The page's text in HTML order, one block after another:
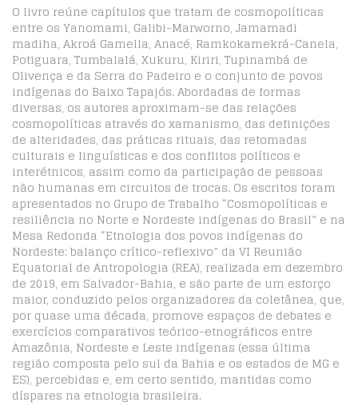
O livro reúne capítulos que tratam de cosmopolíticas
entre os Yanomami, Galibi-Marworno, Jamamadi
madiha, Akroá Gamella, Anacé, Ramkokamekrá-Canela,
Potiguara, Tumbalalá, Xukuru, Kiriri, Tupinambá de
Olivença e da Serra do Padeiro e o conjunto de povos
indígenas do Baixo Tapajós. Abordadas de formas
diversas, os autores aproximam-se das relações
cosmopolíticas através do xamanismo, das definições
de alteridades, das práticas rituais, das retomadas
culturais e linguísticas e dos conflitos políticos e
interétnicos, assim como da participação de pessoas
não humanas em circuitos de trocas. Os escritos foram
apresentados no Grupo de Trabalho “Cosmopolíticas e
resiliência no Norte e Nordeste indígenas do Brasil” e na
Mesa Redonda “Etnologia dos povos indígenas do
Nordeste: balanço crítico-reflexivo” da VI Reunião
Equatorial de Antropologia (REA), realizada em dezembro
de 2019, em Salvador-Bahia, e são parte de um esforço
maior, conduzido pelos organizadores da coletânea, que,
por quase uma década, promove espaços de debates e
exercícios comparativos teórico-etnográficos entre
Amazônia, Nordeste e Leste indígenas (essa última
região composta pelo sul da Bahia e os estados de MG e
ES), percebidas e, em certo sentido, mantidas como
díspares na etnologia brasileira.